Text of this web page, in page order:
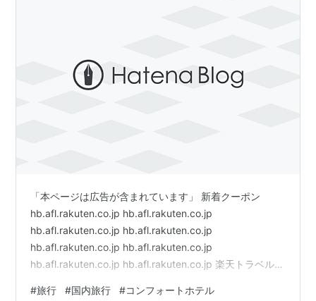
「本ページは広告が含まれています」 新着クーポン
hb.afl.rakuten.co.jp hb.afl.rakuten.co.jp
hb.afl.rakuten.co.jp hb.afl.rakuten.co.jp
hb.afl.rakuten.co.jp hb.afl.rakuten.co.jp
hb.afl.rakuten.co.jp hb.afl.rakuten.co.jp 楽天トラベルス
hb.afl.rakuten.co.jp hb.afl.rakuten.co.jp 開催中のキャン
#旅行 #国内旅行 #コンフォートホテル